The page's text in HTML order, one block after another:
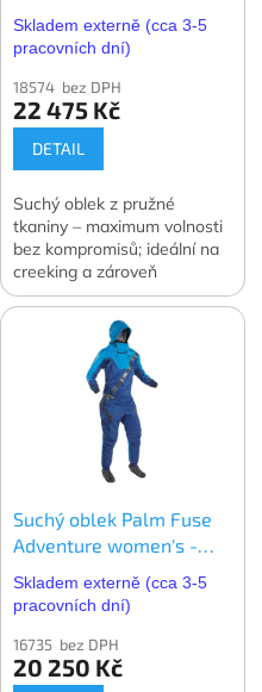
Skladem externě (cca 3-5
pracovních dní)
18574 bez DPH
22 475 Kč
DETAIL
Suchý oblek z pružné
tkaniny – maximum volnosti
bez kompromisů; ideální na
creeking a zároveň
univerzální volba napříč
vodními sporty.
Suchý oblek Palm Fuse
Adventure women's -
Skladem externě (cca 3-5
pracovních dní)
16735 bez DPH
20 250 Kč